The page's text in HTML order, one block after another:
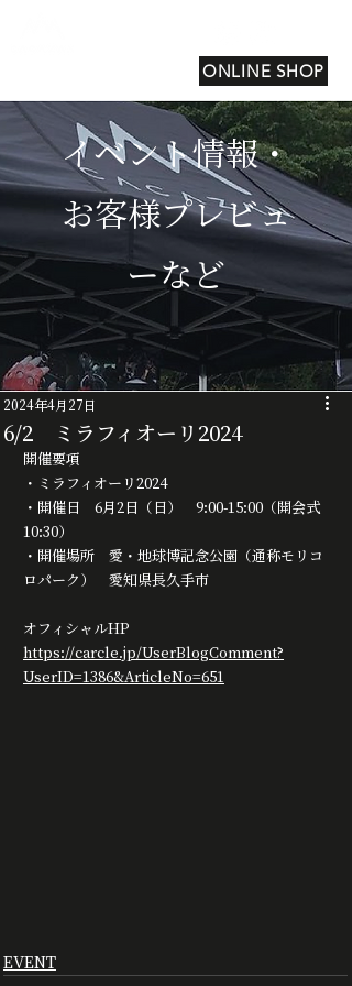
ONLINE SHOP
イベント情報・
お客様プレビュ
ーなど
6/2 ミラフィオーリ2024
2024年4月27日
開催要項
・ミラフィオーリ2024
・開催日　6月2日（日）　9:00-15:00（開会式
10:30）
・開催場所　愛・地球博記念公園（通称モリコ
ロパーク）　愛知県長久手市
オフィシャルHP
https://carcle.jp/UserBlogComment?
UserID=1386&ArticleNo=651
EVENT